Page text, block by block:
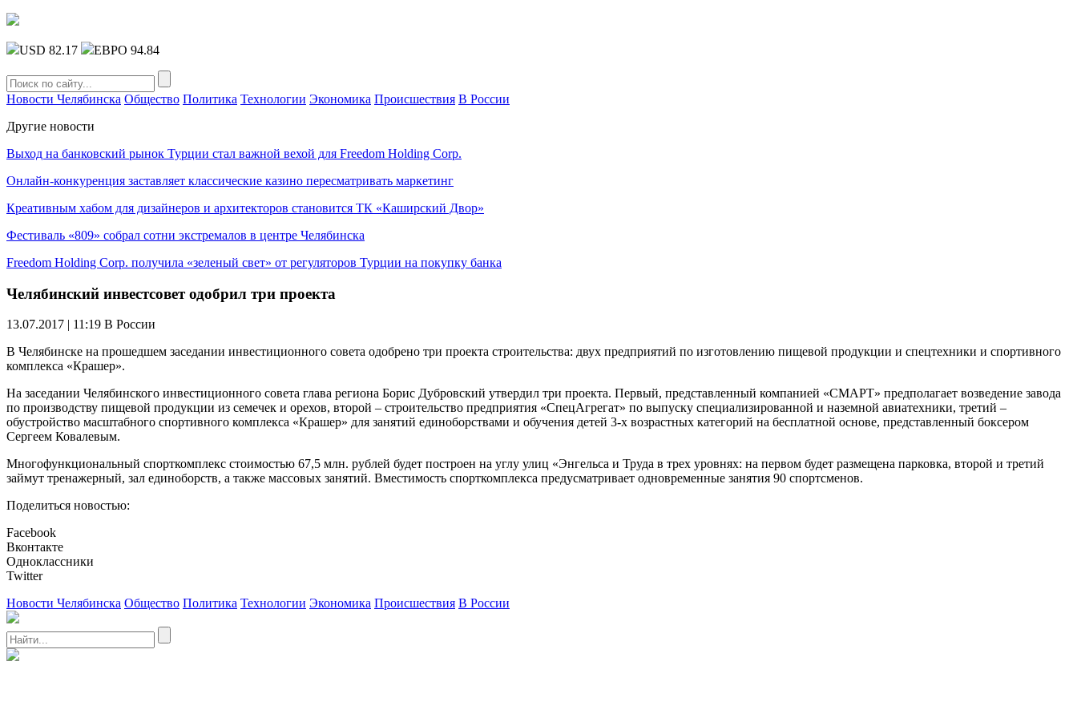
USD 82.17 ЕВРО 94.84
Новости Челябинска Общество Политика Технологии Экономика Происшествия В России
Другие новости
Выход на банковский рынок Турции стал важной вехой для Freedom Holding Corp.
Онлайн-конкуренция заставляет классические казино пересматривать маркетинг
Креативным хабом для дизайнеров и архитекторов становится ТК «Каширский Двор»
Фестиваль «809» собрал сотни экстремалов в центре Челябинска
Freedom Holding Corp. получила «зеленый свет» от регуляторов Турции на покупку банка
Челябинский инвестсовет одобрил три проекта
13.07.2017 | 11:19 В России
В Челябинске на прошедшем заседании инвестиционного совета одобрено три проекта строительства: двух предприятий по изготовлению пищевой продукции и спецтехники и спортивного
комплекса «Крашер».
На заседании Челябинского инвестиционного совета глава региона Борис Дубровский утвердил три проекта. Первый, представленный компанией «СМАРТ» предполагает возведение завода
по производству пищевой продукции из семечек и орехов, второй – строительство предприятия «СпецАгрегат» по выпуску специализированной и наземной авиатехники, третий –
обустройство масштабного спортивного комплекса «Крашер» для занятий единоборствами и обучения детей 3-х возрастных категорий на бесплатной основе, представленный боксером
Сергеем Ковалевым.
Многофункциональный спорткомплекс стоимостью 67,5 млн. рублей будет построен на углу улиц «Энгельса и Труда в трех уровнях: на первом будет размещена парковка, второй и третий
займут тренажерный, зал единоборств, а также массовых занятий. Вместимость спорткомплекса предусматривает одновременные занятия 90 спортсменов.
Поделиться новостью:
Facebook
Вконтакте
Одноклассники
Twitter
Новости Челябинска Общество Политика Технологии Экономика Происшествия В России